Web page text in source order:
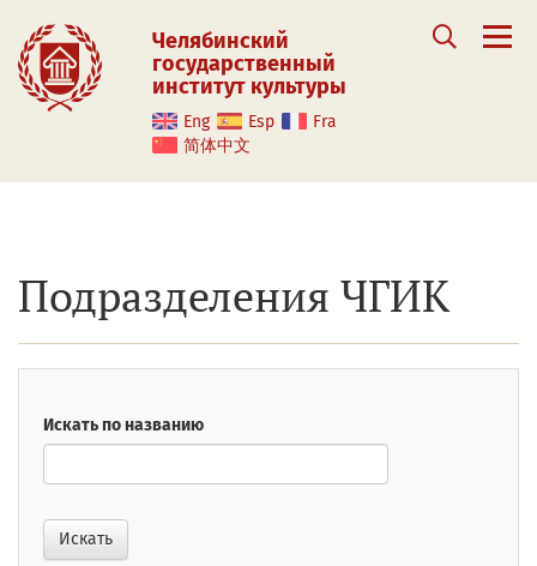
Челябинский
государственный
институт культуры
Eng Esp
Fra
简体中文
Подразделения ЧГИК
Искать по названию
Искать